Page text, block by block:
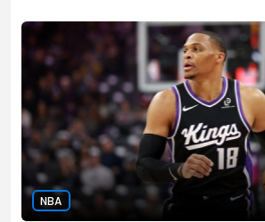
NBA